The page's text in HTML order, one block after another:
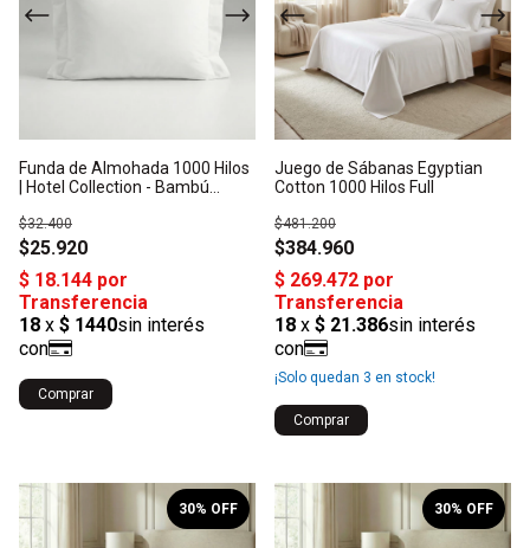
Funda de Almohada 1000 Hilos
| Hotel Collection - Bambú
$25.920
$32.400
Comprar
Juego de Sábanas Egyptian
Cotton 1000 Hilos Full
$384.960
$481.200
¡Solo quedan 3 en stock!
Comprar
/10
30% OFF /10
30% OFF